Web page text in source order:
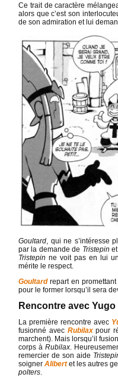
Ce trait de caractère
alors que c’est son
de son admiration et lui
Goultard, qui ne s’intéresse
par la demande de Tristepin
Tristepinne voit pas en lui
mérite le respect.
Goultard repart en promettant
pour le former lorsqu’il sera
Rencontre avec Yugo
La première rencontre avec
fusionné avec Rubilaxpour
marchent). Mais lorsqu’il
corps à Rubilax.
remercier de son aide
soigner Alibertet les autres
polters.